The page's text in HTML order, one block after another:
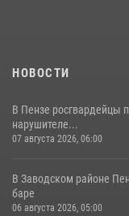
НОВОСТИ
В Пензе росгвардейцы
нарушителе...
07 августа 2026, 06:00
В Заводском районе
баре
06 августа 2026, 05:00